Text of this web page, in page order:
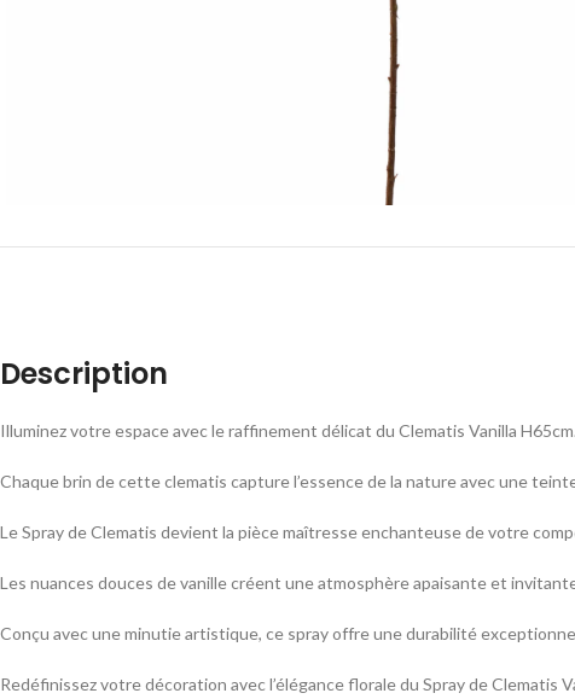
Description
Illuminez votre espace avec le raffinement délicat du Clematis Vanilla H65cm.
Chaque brin de cette clematis capture l’essence de la nature avec une
Le Spray de Clematis devient la pièce maîtresse enchanteuse de votre
Les nuances douces de vanille créent une atmosphère apaisante et
Conçu avec une minutie artistique, ce spray offre une durabilité
Redéfinissez votre décoration avec l’élégance florale du Spray de